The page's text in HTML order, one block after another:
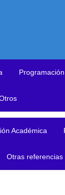
Programación
Académica
Otras referencias